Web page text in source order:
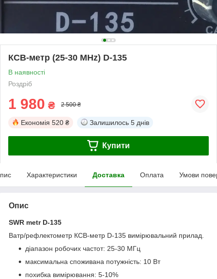
КСВ-метр (25-30 MHz) D-135
В наявності
Роздріб
1 980 ₴ 2 500 ₴
Економія 520 ₴ Залишилось 5 днів
Купити
Характеристики Доставка Оплата Умови
Опис
SWR metr D-135
Ватр/рефлектометр КСВ-метр D-135 вимірювальний прилад.
діапазон робочих частот: 25-30 МГц
максимальна споживана потужність: 10 Вт
похибка вимірювання: 5-10%